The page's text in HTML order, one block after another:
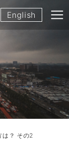
English
は？ その2